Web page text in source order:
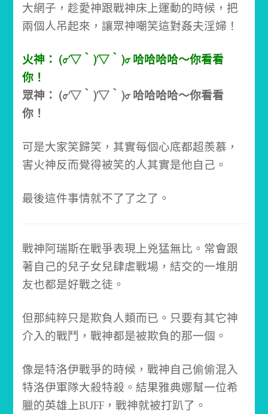
大網子，趁愛神跟戰神床上運動的時候，把
兩個人吊起來，讓眾神嘲笑這對姦夫淫婦！
火神： (σ′▽‵)′▽‵)σ 哈哈哈哈～你看看
你！
眾神： (σ′▽‵)′▽‵)σ 哈哈哈哈～你看看
你！
可是大家笑歸笑，其實每個心底都超羨慕，
害火神反而覺得被笑的人其實是他自己。
最後這件事情就不了了之了。
戰神阿瑞斯在戰爭表現上兇猛無比。 常會跟
著自己的兒子女兒肆虐戰場，結交的一堆朋
友也都是好戰之徒。
但那純粹只是欺負人類而已。 只要有其它神
介入的戰鬥，戰神都是被欺負的那一個。
像是特洛伊戰爭的時候，戰神自己偷偷混入
特洛伊軍隊大殺特殺。結果雅典娜幫一位希
臘的英雄上BUFF，戰神就被打趴了。